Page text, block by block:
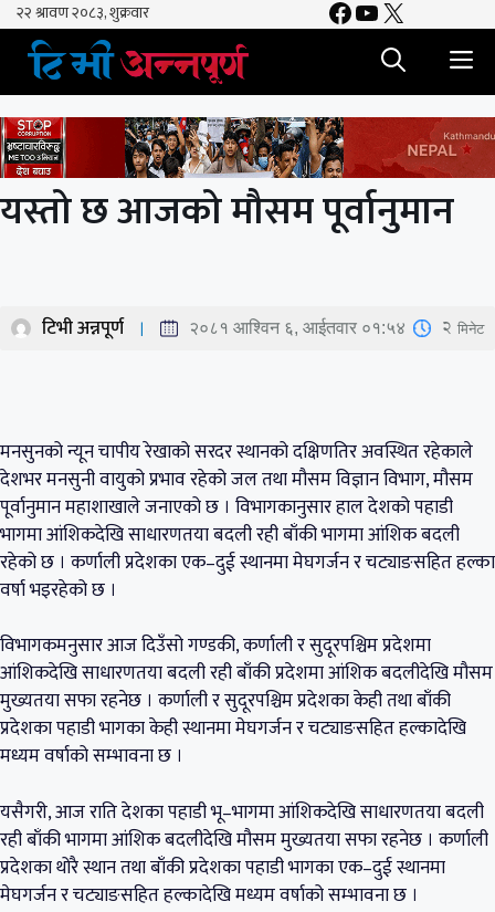
Skip
content
Facebook
YouTube
X
यस्तो छ आजको मौसम पूर्वानुमान
टिभी अन्नपूर्ण २०८१ आश्विन ६, आईतवार ०१:५४ 2 मिनेट
मनसुनको न्यून चापीय रेखाको सरदर स्थानको दक्षिणतिर अवस्थित रहेकाले
देशभर मनसुनी वायुको प्रभाव रहेको जल तथा मौसम विज्ञान विभाग, मौसम
पूर्वानुमान महाशाखाले जनाएको छ । विभागकानुसार हाल देशको पहाडी
भागमा आंशिकदेखि साधारणतया बदली रही बाँकी भागमा आंशिक बदली
रहेको छ । कर्णाली प्रदेशका एक–दुई स्थानमा मेघगर्जन र चट्याङसहित हल्का
वर्षा भइरहेको छ ।
विभागकमनुसार आज दिउँसो गण्डकी, कर्णाली र सुदूरपश्चिम प्रदेशमा
आंशिकदेखि साधारणतया बदली रही बाँकी प्रदेशमा आंशिक बदलीदेखि मौसम
मुख्यतया सफा रहनेछ । कर्णाली र सुदूरपश्चिम प्रदेशका केही तथा बाँकी
प्रदेशका पहाडी भागका केही स्थानमा मेघगर्जन र चट्याङसहित हल्कादेखि
मध्यम वर्षाको सम्भावना छ ।
यसैगरी, आज राति देशका पहाडी भू–भागमा आंशिकदेखि साधारणतया बदली
रही बाँकी भागमा आंशिक बदलीदेखि मौसम मुख्यतया सफा रहनेछ । कर्णाली
प्रदेशका थोरै स्थान तथा बाँकी प्रदेशका पहाडी भागका एक–दुई स्थानमा
मेघगर्जन र चट्याङसहित हल्कादेखि मध्यम वर्षाको सम्भावना छ ।